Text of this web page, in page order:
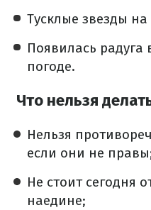
Тусклые звезды
Появилась радуга
погоде.
Что нельзя
Нельзя
если они не
Не стоит сегодня
наедине;